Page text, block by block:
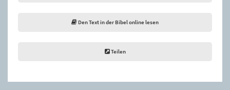
Den Text in der Bibel online lesen
Teilen